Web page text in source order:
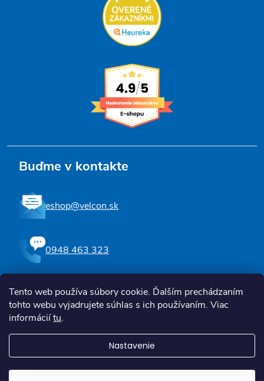
Tento web používa súbory cookie. Ďalším prechádzaním
tohto webu vyjadrujete súhlas s ich používaním. Viac
informáciítu.
Nastavenie
Buďme v kontakte
eshop@velcon.sk
0948 463 323
Sledujte nás na Facebooku